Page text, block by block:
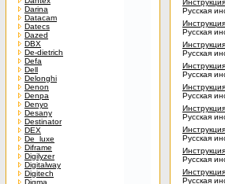
Darina
Datacam
Datecs
Dazed
DBX
De-dietrich
Defa
Dell
Delonghi
Denon
Denpa
Denyo
Desany
Destinator
DEX
De_luxe
Diframe
Digilyzer
Digitalway
Digitech
Digma
Русская
Русская
Русская
Русская
Русская
Русская
Русская
Русская
Русская